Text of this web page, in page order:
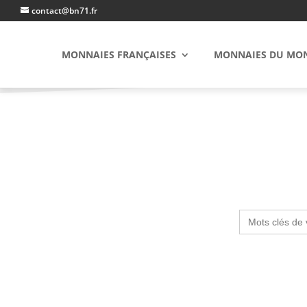
contact@bn71.fr
MONNAIES FRANÇAISES MONNAIES DU
Search
for: